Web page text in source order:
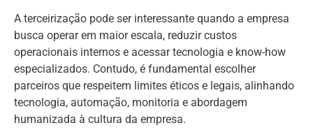
A terceirização pode ser interessante quando a empresa
busca operar em maior escala, reduzir custos
operacionais internos e acessar tecnologia e know-how
especializados. Contudo, é fundamental escolher
parceiros que respeitem limites éticos e legais, alinhando
tecnologia, automação, monitoria e abordagem
humanizada à cultura da empresa.